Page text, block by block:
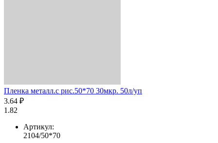
Пленка металл.с рис.50*70 30мкр. 50л/уп
3.64 ₽
1.82
Артикул:
2104/50*70